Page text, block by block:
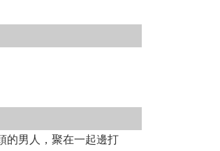
的男人，聚在一起邊打